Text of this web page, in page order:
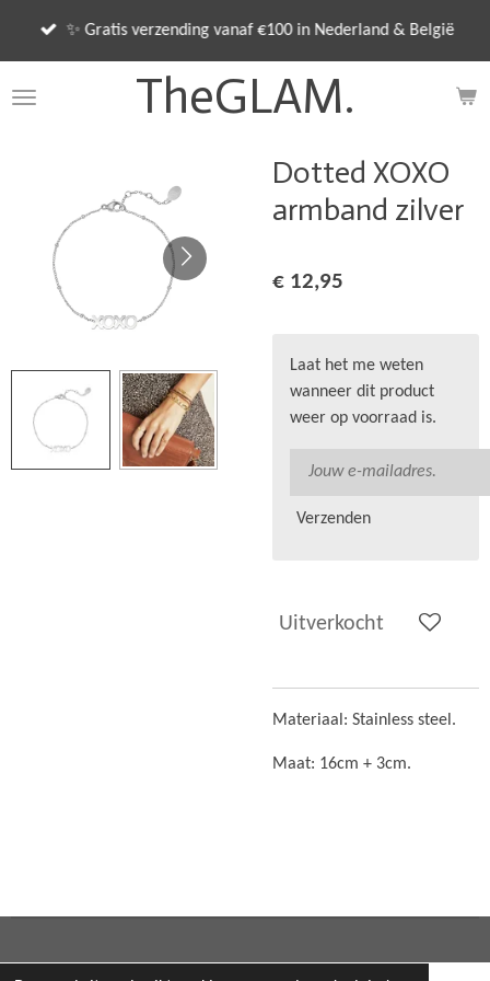
de
TheGLAM.
✨ Gratis verzending vanaf €100 in Nederland & België
Dotted XOXO
armband zilver
€ 12,95
Laat het me weten
wanneer dit product
weer op voorraad is.
Verzenden
Uitverkocht
Materiaal: Stainless steel.
Maat: 16cm + 3cm.